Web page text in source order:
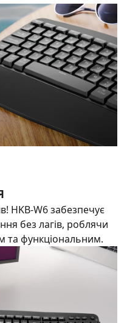
HKB‑W6 забезпечує
без лагів, роблячи
та функціональним.